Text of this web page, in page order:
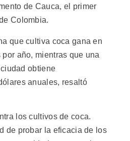
de Cauca, el primer
Colombia.
que cultiva coca gana en
año, mientras que una
obtiene
anuales, resaltó
los cultivos de coca.
de probar la eficacia de los